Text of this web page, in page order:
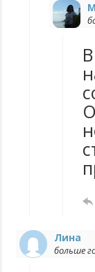
Лина
больше